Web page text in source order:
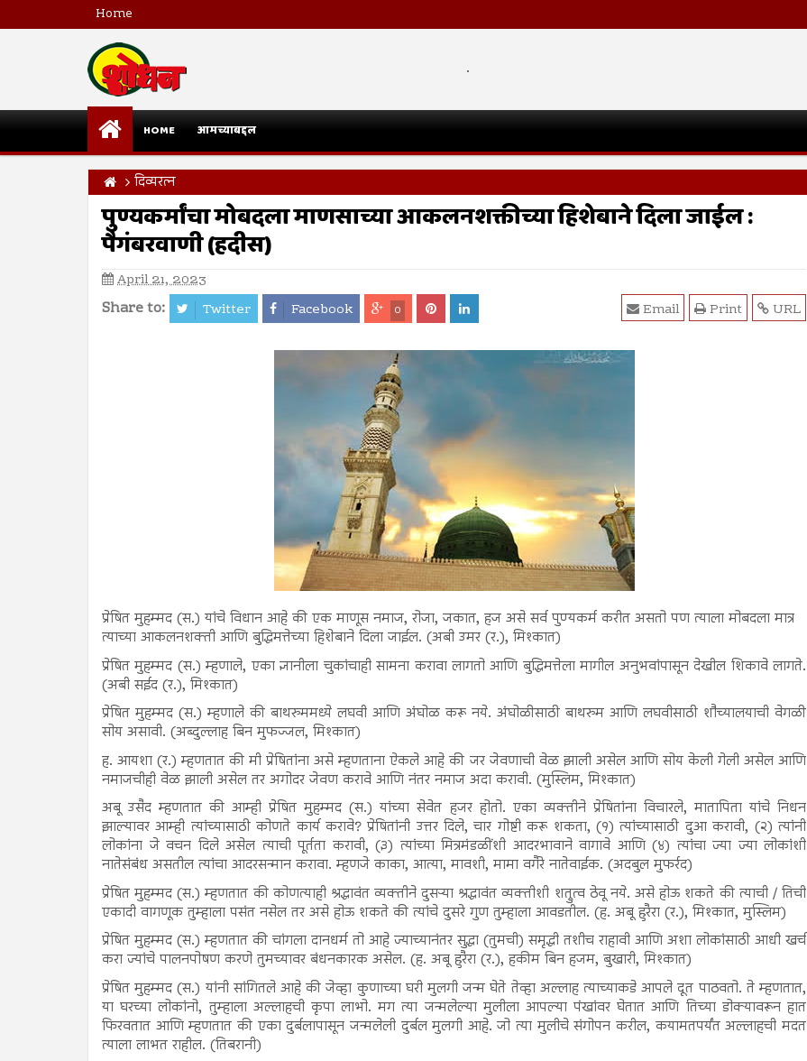
Home
.
HOME आमच्याबद्दल
दिव्यरत्न
पुण्यकर्मांचा मोबदला माणसाच्या आकलनशक्तीच्या हिशेबाने दिला जाईल :
पैगंबरवाणी (हदीस)
April 21, 2023
Share to: Twitter Facebook 0 URL
Print
Email
प्रेषित मुहम्मद (स.) यांचे विधान आहे की एक माणूस नमाज, रोजा, जकात, हज असे सर्व पुण्यकर्म करीत असतो पण त्याला मोबदला मात्र
त्याच्या आकलनशक्ती आणि बुद्धिमत्तेच्या हिशेबाने दिला जाईल. (अबी उमर (र.), मिश्कात)
प्रेषित मुहम्मद (स.) म्हणाले, एका ज्ञानीला चुकांचाही सामना करावा लागतो आणि बुद्धिमत्तेला मागील अनुभवांपासून देखील शिकावे लागते.
(अबी सईद (र.), मिश्कात)
प्रेषित मुहम्मद (स.) म्हणाले की बाथरुममध्ये लघवी आणि अंघोळ करू नये. अंघोळीसाठी बाथरुम आणि लघवीसाठी शौच्यालयाची वेगळी
सोय असावी. (अब्दुल्लाह बिन मुफज्जल, मिश्कात)
ह. आयशा (र.) म्हणतात की मी प्रेषितांना असे म्हणताना ऐकले आहे की जर जेवणाची वेळ झाली असेल आणि सोय केली गेली असेल आणि
नमाजचीही वेळ झाली असेल तर अगोदर जेवण करावे आणि नंतर नमाज अदा करावी. (मुस्लिम, मिश्कात)
अबू उसैद म्हणतात की आम्ही प्रेषित मुहम्मद (स.) यांच्या सेवेत हजर होतो. एका व्यक्तीने प्रेषितांना विचारले, मातापिता यांचे निधन
झाल्यावर आम्ही त्यांच्यासाठी कोणते कार्य करावे? प्रेषितांनी उत्तर दिले, चार गोष्टी करू शकता, (१) त्यांच्यासाठी दुआ करावी, (२) त्यांनी
लोकांना जे वचन दिले असेल त्याची पूर्तता करावी, (३) त्यांच्या मित्रमंडळींशी आदरभावाने वागावे आणि (४) त्यांचा ज्या ज्या लोकांशी
नातेसंबंध असतील त्यांचा आदरसन्मान करावा. म्हणजे काका, आत्या, मावशी, मामा वगैरे नातेवाईक. (अदबुल मुफर्रद)
प्रेषित मुहम्मद (स.) म्हणतात की कोणत्याही श्रद्धावंत व्यक्तीने दुसऱ्या श्रद्धावंत व्यक्तीशी शत्रुत्व ठेवू नये. असे होऊ शकते की त्याची / तिची
एकादी वागणूक तुम्हाला पसंत नसेल तर असे होऊ शकते की त्यांचे दुसरे गुण तुम्हाला आवडतील. (ह. अबू हुरैरा (र.), मिश्कात, मुस्लिम)
प्रेषित मुहम्मद (स.) म्हणतात की चांगला दानधर्म तो आहे ज्याच्यानंतर सुद्धा (तुमची) समृद्धी तशीच राहावी आणि अशा लोकांसाठी आधी खर्च
करा ज्यांचे पालनपोषण करणे तुमच्यावर बंधनकारक असेल. (ह. अबू हुरैरा (र.), हकीम बिन हजम, बुखारी, मिश्कात)
प्रेषित मुहम्मद (स.) यांनी सांगितले आहे की जेव्हा कुणाच्या घरी मुलगी जन्म घेते तेव्हा अल्लाह त्याच्याकडे आपले दूत पाठवतो. ते म्हणतात,
या घरच्या लोकांनो, तुम्हाला अल्लाहची कृपा लाभो. मग त्या जन्मलेल्या मुलीला आपल्या पंखांवर घेतात आणि तिच्या डोक्यावरून हात
फिरवतात आणि म्हणतात की एका दुर्बलापासून जन्मलेली दुर्बल मुलगी आहे. जो त्या मुलीचे संगोपन करील, कयामतपर्यंत अल्लाहची मदत
त्याला लाभत राहील. (तिबरानी)